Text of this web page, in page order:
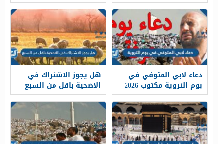
دعاء لابي المتوفي في
يوم التروية مكتوب 2026
هل يجوز الاشتراك في
الاضحية باقل من السبع